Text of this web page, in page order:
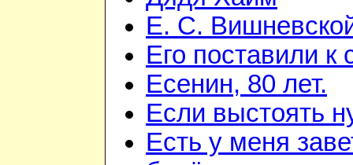
Е. С.
Его поставили к
Есенин, 80 лет.
Если выстоять
Есть у меня